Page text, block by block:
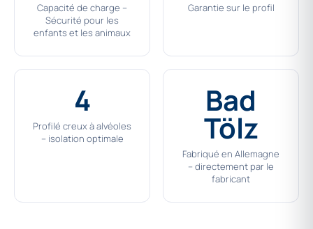
Capacité de charge –
Sécurité pour les
enfants et les animaux
Garantie sur le profil
4
Profilé creux à alvéoles
– isolation optimale
Bad
Tölz
Fabriqué en Allemagne
– directement par le
fabricant